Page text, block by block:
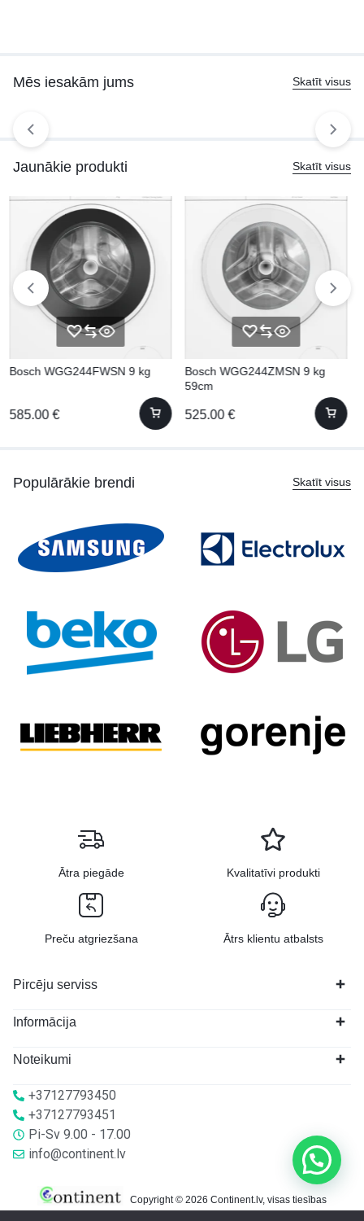
Mēs iesakām jums Skatīt visus
Jaunākie produkti Skatīt visus
9 kg
€
Gorenje GS643E90X 60 cm
395.00 €
Bosch
445.00
Populārākie brendi Skatīt visus
Ātra piegāde Kvalitatīvi produkti
Preču atgriezšana Ātrs klientu atbalsts
Pircēju serviss
Informācija
Noteikumi
+37127793450
+37127793451
Pi-Sv 9.00 - 17.00
info@continent.lv
Copyright © 2026 Continent.lv, visas tiesības